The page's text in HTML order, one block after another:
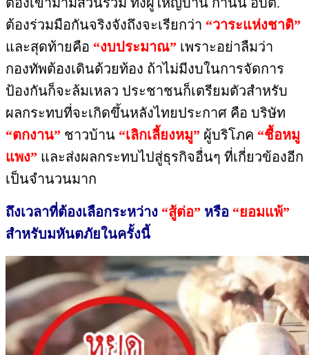
ต้องร่วมมือกันจริงจัง​ถึงจะเรียกว่า​ “วาระแห่งชาติ”
และสุดท้ายคือ​ “งบประมาณ” เพราะอย่าลืมว่า​
กองทัพต้องเดินด้วยท้อง​ ถ้าไม่มีงบในการจัดการ
ป้องกัน​ก็จะล้มเหลว​ ประชาชนก็เตรียมตัวสำหรับ
ผลกระทบที่จะเกิดขึ้นหลังไทยประกาศ​ คือ​ บริษัท​
“ตกงาน” ชาวบ้าน​ “เลิกเลี้ยงหมู” ผู้บริโภค​ “ชื้อหมู
แพง” และส่งผลกระทบไปสู่ธุรกิจอื่นๆ ที่เกี่ยวข้องอีก
เป็นจำนวนมาก
ถึงเวลาที่ต้องเลือกระหว่าง​ “สู้ต่อ” หรือ​ “ยอมแพ้”
สำหรับมหันตภัย​ในครั้งนี้